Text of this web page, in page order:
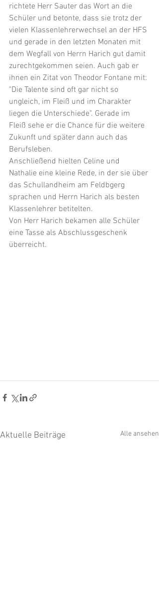
richtete Herr Sauter das Wort an die
Schüler und betonte, dass sie trotz der
vielen Klassenlehrerwechsel an der HFS
und gerade in den letzten Monaten mit
dem Wegfall von Herrn Harich gut damit
zurechtgekommen seien. Auch gab er
ihnen ein Zitat von Theodor Fontane mit:
"Die Talente sind oft gar nicht so
ungleich, im Fleiß und im Charakter
liegen die Unterschiede". Gerade im
Fleiß sehe er die Chance für die weitere
Zukunft und später dann auch das
Berufsleben.
Anschließend hielten Celine und
Nathalie eine kleine Rede, in der sie über
das Schullandheim am Feldbgerg
sprachen und Herrn Harich als besten
Klassenlehrer betitelten.
Von Herr Harich bekamen alle Schüler
eine Tasse als Abschlussgeschenk
überreicht.
Aktuelle Beiträge Alle ansehen